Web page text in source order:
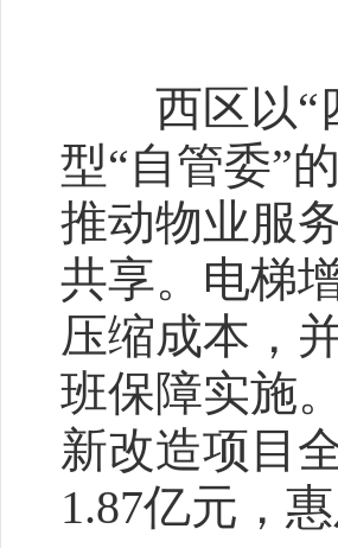
西区以“四
型“自管委”
推动物业服
共享。电梯
压缩成本，
班保障实施
新改造项目
1.87亿元，